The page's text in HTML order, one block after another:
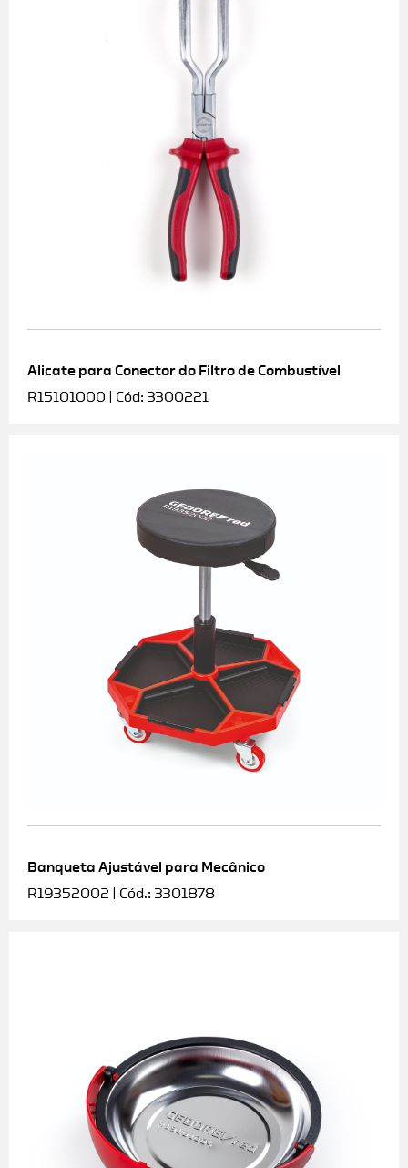
Alicate para Conector do Filtro de Combustível
R15101000 | Cód: 3300221
Banqueta Ajustável para Mecânico
R19352002 | Cód.: 3301878